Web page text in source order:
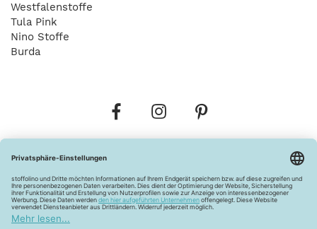
Westfalenstoffe
Tula Pink
Nino Stoffe
Burda
Widerrufsbelehrung Vertrag widerrufen
Barrierefreiheitserklärung